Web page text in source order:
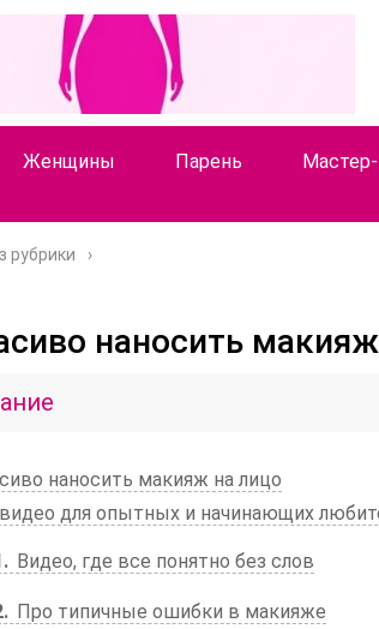
Женщины Парень
рубрики
наносить
наносить макияж на лицо
для опытных и начинающих
Видео, где все понятно без слов
Про типичные ошибки в макияже